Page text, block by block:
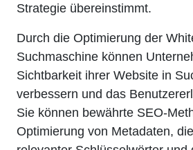
Strategie übereinstimmt.
Durch die Optimierung der
Suchmaschine können
Sichtbarkeit ihrer Website in
verbessern und das
Sie können bewährte SEO-
Optimierung von Metadaten,